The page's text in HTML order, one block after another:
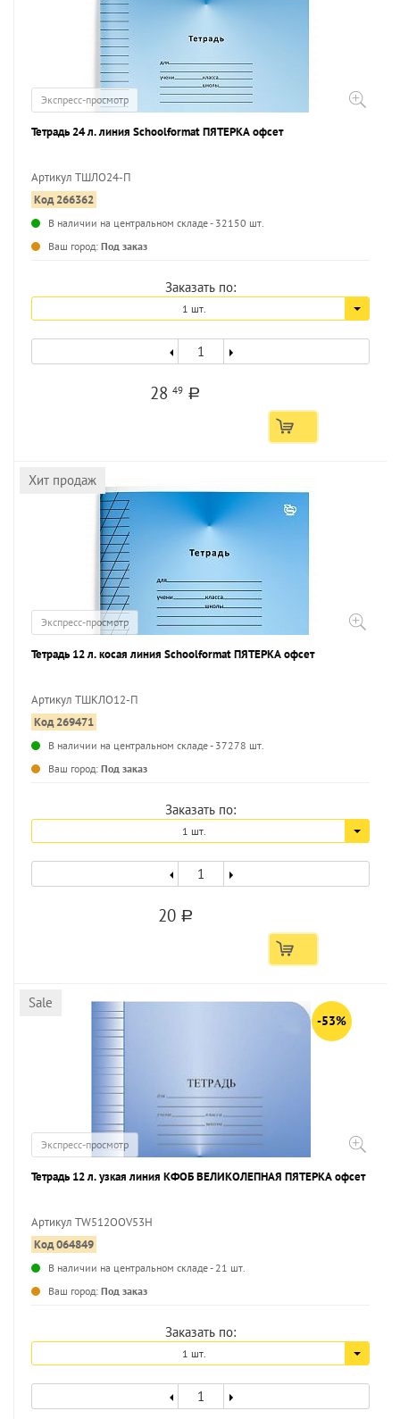
Экспресс-просмотр
Тетрадь 24 л. линия Schoolformat ПЯТЕРКА офсет
Артикул ТШЛО24-П
Код 266362
В наличии на центральном складе - 32150 шт.
Ваш город: Под заказ
Заказать по:
1 шт.
2849 a
Хит продаж
Экспресс-просмотр
Тетрадь 12 л. косая линия Schoolformat ПЯТЕРКА офсет
Артикул ТШКЛО12-П
Код 269471
В наличии на центральном складе - 37278 шт.
Ваш город: Под заказ
Заказать по:
1 шт.
20 a
Sale
-53%
Экспресс-просмотр
Тетрадь 12 л. узкая линия КФОБ ВЕЛИКОЛЕПНАЯ ПЯТЕРКА офсет
Артикул TW512OOV53H
Код 064849
В наличии на центральном складе - 21 шт.
Ваш город: Под заказ
Заказать по:
1 шт.